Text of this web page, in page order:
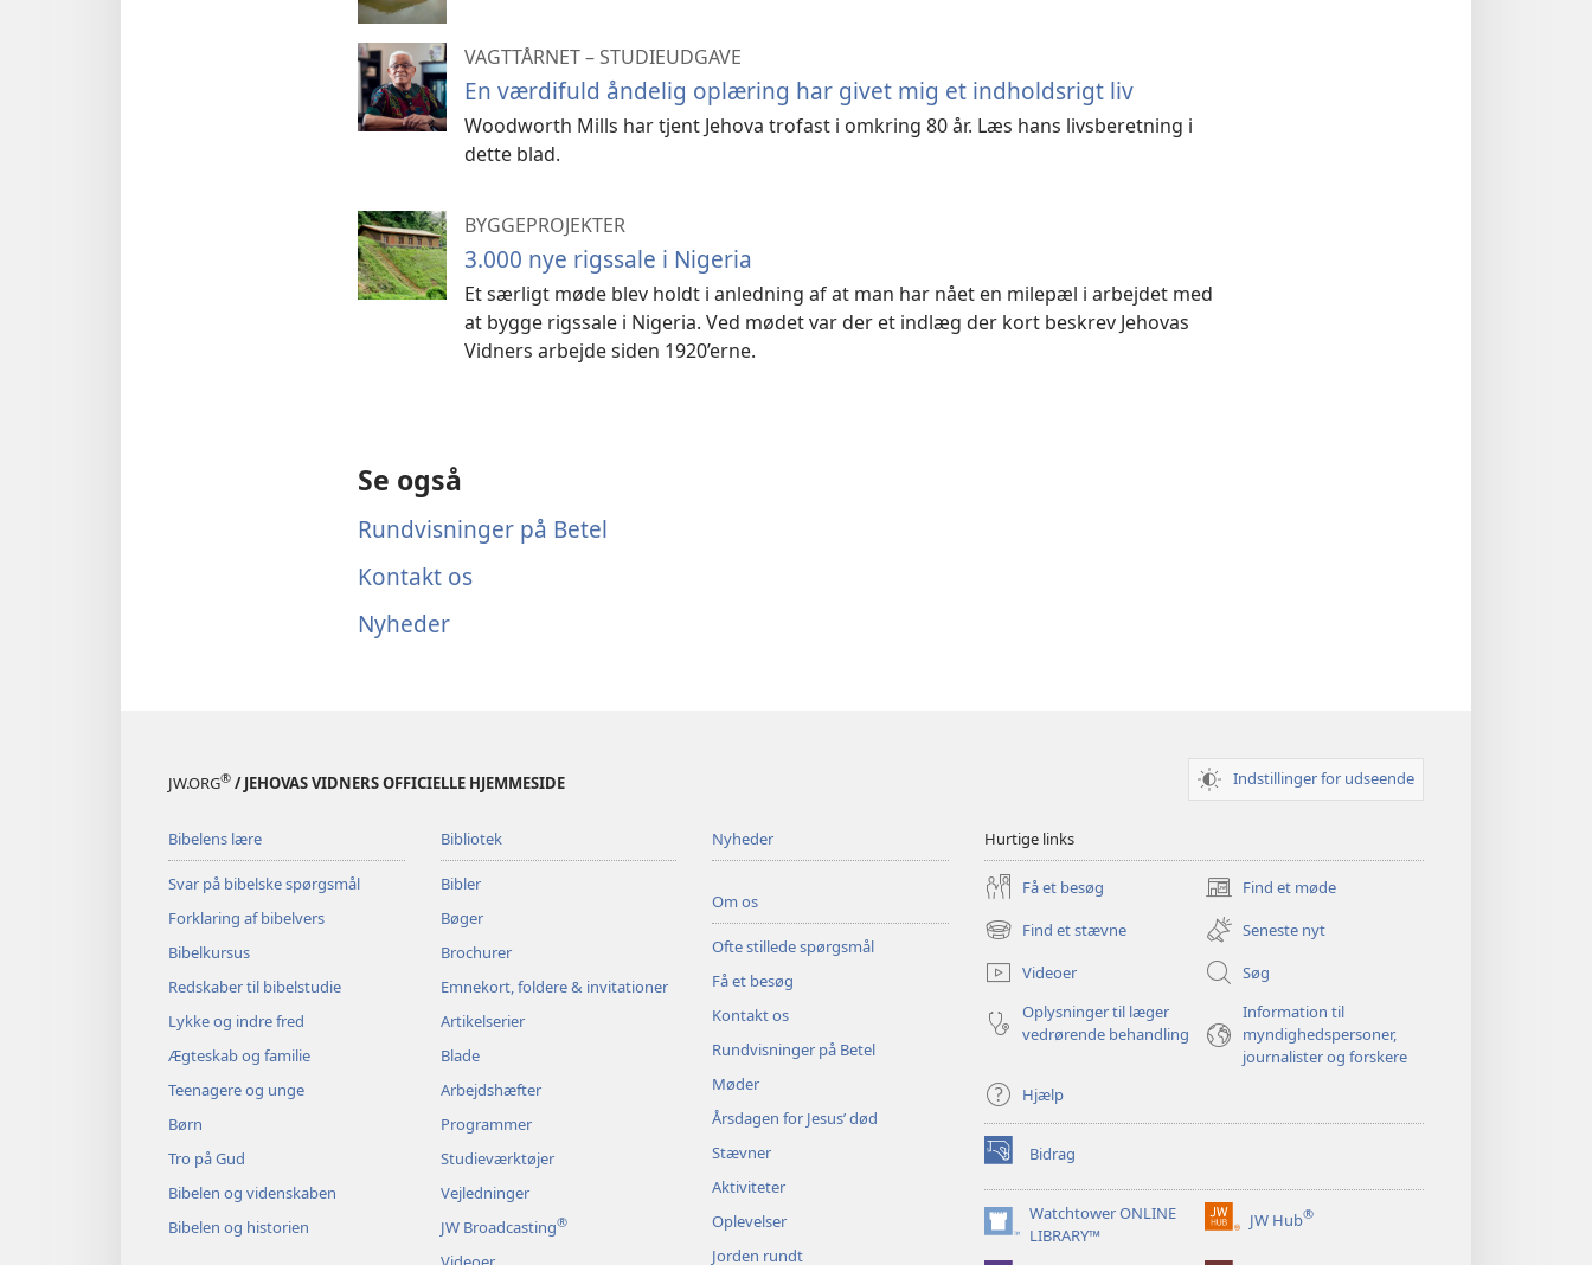
VAGTTÅRNET – STUDIEUDGAVE
En værdifuld åndelig oplæring har givet mig et indholdsrigt liv
Woodworth Mills har tjent Jehova trofast i omkring 80 år. Læs hans livsberetning i
dette blad.
BYGGEPROJEKTER
3.000 nye rigssale i Nigeria
Et særligt møde blev holdt i anledning af at man har nået en milepæl i arbejdet med
at bygge rigssale i Nigeria. Ved mødet var der et indlæg der kort beskrev Jehovas
Vidners arbejde siden 1920’erne.
Se også
Rundvisninger på Betel
Kontakt os
Nyheder
JW.ORG® / JEHOVAS VIDNERS OFFICIELLE HJEMMESIDE Indstillinger for udseende
Bibelens lære
Svar på bibelske spørgsmål
Forklaring af bibelvers
Bibelkursus
Redskaber til bibelstudie
Lykke og indre fred
Ægteskab og familie
Teenagere og unge
Børn
Tro på Gud
Bibelen og videnskaben
Bibelen og historien
Bibliotek
Bibler
Bøger
Brochurer
Emnekort, foldere & invitationer
Artikelserier
Blade
Arbejdshæfter
Programmer
Studieværktøjer
Vejledninger
JW Broadcasting®
Nyheder
Om os
Ofte stillede spørgsmål
Få et besøg
Kontakt os
Rundvisninger på Betel
Møder
Årsdagen for Jesus’ død
Stævner
Aktiviteter
Oplevelser
Jorden rundt
Hurtige links
Få et besøg Find et møde
(åbner
nyt
vindue)
Find et stævne
(åbner
nyt
vindue)
Seneste nyt
Videoer
Søg
Oplysninger til læger
vedrørende behandling
Information til
myndighedspersoner,
journalister og forskere
Hjælp
Bidrag
(åbner
nyt
vindue)Watchtower ONLINE
LIBRARY™
(åbner
nyt
JW Hub®
(åbner